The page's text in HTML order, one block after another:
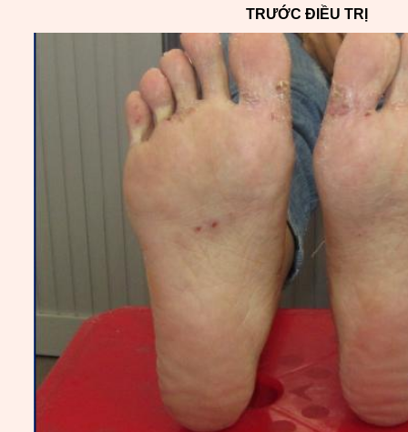
TRƯỚC ĐIỀU TRỊ